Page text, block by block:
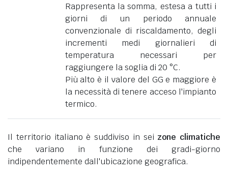
Rappresenta la somma, estesa a tutti i
giorni di un periodo annuale
convenzionale di riscaldamento, degli
incrementi medi giornalieri di
temperatura necessari per
raggiungere la soglia di 20 °C.
Più alto è il valore del GG e maggiore è
la necessità di tenere acceso l'impianto
termico.
Il territorio italiano è suddiviso in sei zone climatiche
che variano in funzione dei gradi-giorno
indipendentemente dall'ubicazione geografica.